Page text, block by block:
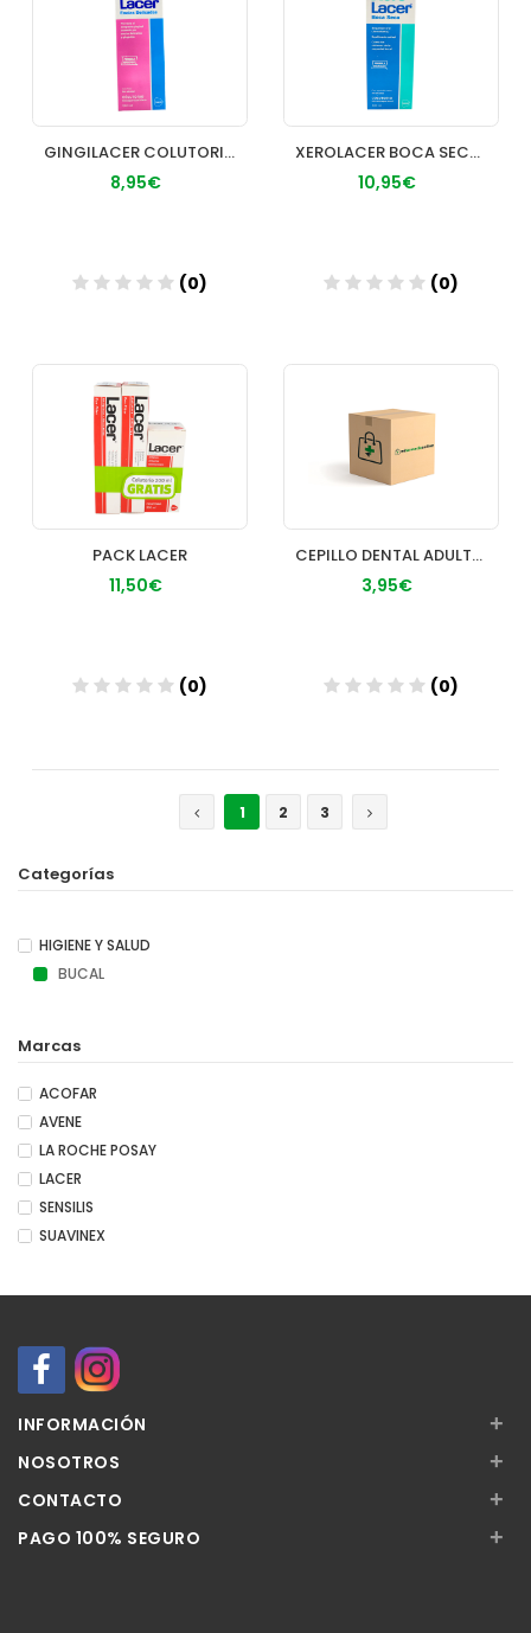
GINGILACER COLUTORIO 500 ML
8,95€
(0)
Añadir
XEROLACER BOCA SECA COLUTORIO 1 ENVASE 500 ML
10,95€
(0)
PACK LACER
11,50€
(0)
CEPILLO DENTAL ADULTO VITIS SUAVE
3,95€
(0)
1
2 3
Categorías
HIGIENE Y SALUD
BUCAL
Marcas
ACOFAR
AVENE
LA ROCHE POSAY
LACER
SENSILIS
SUAVINEX
INFORMACIÓN +
NOSOTROS +
CONTACTO +
PAGO 100% SEGURO +